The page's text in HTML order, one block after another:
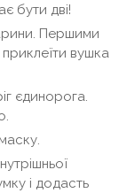
бути дві!
Першими
вушка
єдинорога.
і додасть